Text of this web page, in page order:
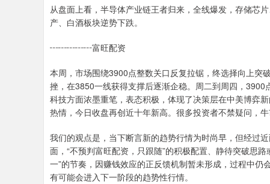
从盘面上看，半导体产业链王者归来，全线爆发，存储芯
产、白酒板块逆势下跌。
┅┅┅┅┅富旺配资
本周，市场围绕3900点整数关口反复拉锯，终选择向上突
挫，在3850一线获得支撑后逐渐企稳。周二到周四，
科技方面浓墨重笔，表态积极，体现了决策层在中美博弈
热情，今日收盘再创近十年新高。很多投资者不禁疑问，
我们的观点是，当下断言新的趋势行情为时尚早，但经过
面，“不预判富旺配资，只跟随”的积极配置、静待突破思
一”的节奏，因赚钱效应的正反馈机制暂未形成，过程中
有可能会进入下一阶段的趋势性行情。